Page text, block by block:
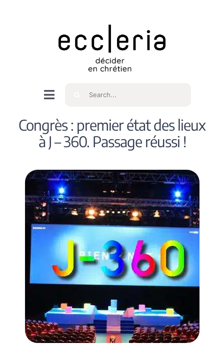
Navigation
bascule
Accueil
Intéressés
Spiritualité
Membres
L’actu
Nous soutenir
Rechercher
Congrès : premier état des lieux
à J – 360. Passage réussi !